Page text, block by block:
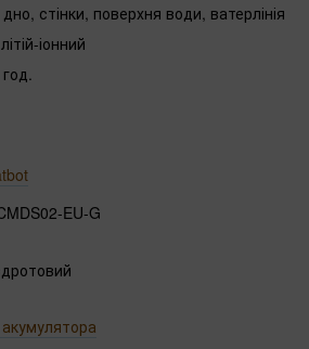
стінки, поверхня води, ватерлінія
іонний
EU-G
акумулятора